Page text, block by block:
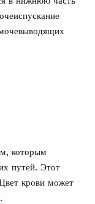
которым
путей. Этот
крови может